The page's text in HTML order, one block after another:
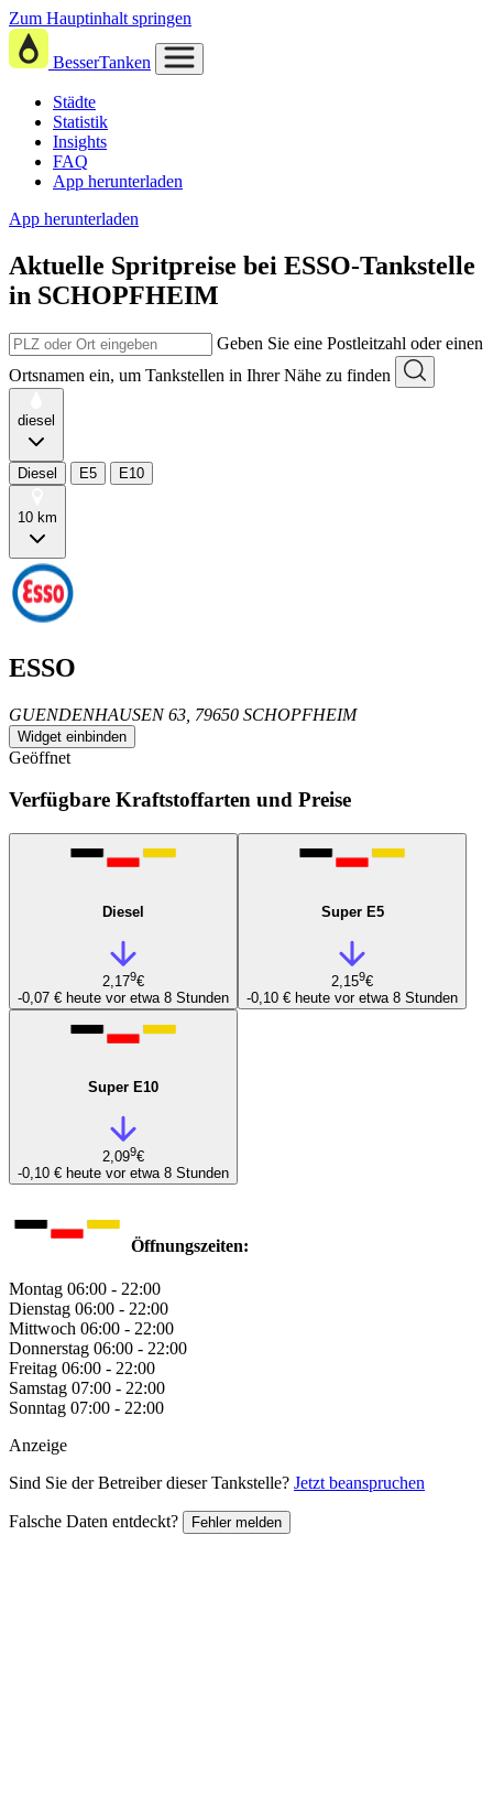
Zum Hauptinhalt springen
BesserTanken
Städte
Statistik
Insights
FAQ
App herunterladen
App herunterladen
Aktuelle Spritpreise bei ESSO-Tankstelle
in SCHOPFHEIM
Geben Sie eine Postleitzahl oder einen
Ortsnamen ein, um Tankstellen in Ihrer Nähe zu finden
diesel
Diesel E5 E10
10 km
ESSO
GUENDENHAUSEN 63, 79650 SCHOPFHEIM
Widget einbinden
Geöffnet
Verfügbare Kraftstoffarten und Preise
Diesel
2,179€
-0,07 € heute vor etwa 8 Stunden
Super E5
2,159€
-0,10 € heute vor etwa 8 Stunden
Super E10
2,099€
-0,10 € heute vor etwa 8 Stunden
Öffnungszeiten:
Montag 06:00 - 22:00
Dienstag 06:00 - 22:00
Mittwoch 06:00 - 22:00
Donnerstag 06:00 - 22:00
Freitag 06:00 - 22:00
Samstag 07:00 - 22:00
Sonntag 07:00 - 22:00
Anzeige
Sind Sie der Betreiber dieser Tankstelle? Jetzt beanspruchen
Falsche Daten entdeckt? Fehler melden